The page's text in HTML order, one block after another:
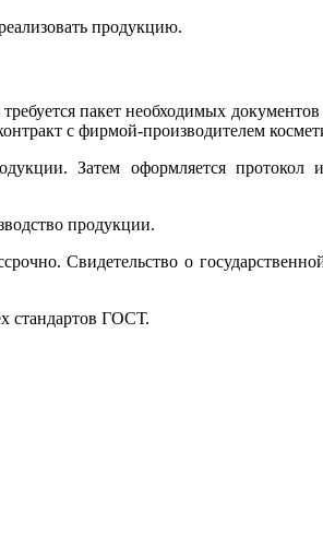
продукцию.
пакет необходимых
с фирмой-производителем
Затем оформляется
продукции.
Свидетельство о
стандартов ГОСТ.